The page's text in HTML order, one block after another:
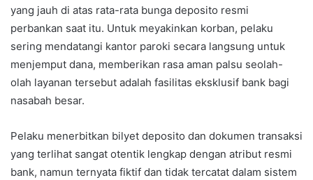
yang jauh di atas rata-rata bunga deposito resmi
perbankan saat itu. Untuk meyakinkan korban, pelaku
sering mendatangi kantor paroki secara langsung untuk
menjemput dana, memberikan rasa aman palsu seolah-
olah layanan tersebut adalah fasilitas eksklusif bank bagi
nasabah besar.
Pelaku menerbitkan bilyet deposito dan dokumen transaksi
yang terlihat sangat otentik lengkap dengan atribut resmi
bank, namun ternyata fiktif dan tidak tercatat dalam sistem